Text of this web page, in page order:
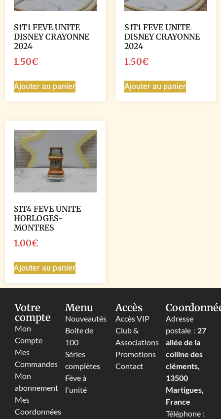
S1T1 FEVE UNITE
DISNEY CRAYONNE
2024
1.50€
Ajouter au panier
S1T1 FEVE UNITE
DISNEY CRAYONNE
2024
1.50€
Ajouter au panier
S1T4 FEVE UNITE
HORLOGES-
MONTRES
1.00€
Ajouter au panier
Votre
compte
Mon
Compte
Mes
Commandes
Mon
abonnement
Mes
Coordonnées
Menu
Nouveautés
Boite de
100
Séries
complètes
Fève à
l'unité
Accès
Accès VIP
Club &
Associations
Promotions
Contact
Adresse
postale : 27
allée de la
colline des
cléments,
13500
Martigues,
France
Téléphone :